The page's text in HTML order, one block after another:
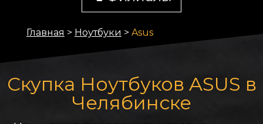
Главная > Ноутбуки > Asus
Скупка Ноутбуков ASUS в
Челябинске